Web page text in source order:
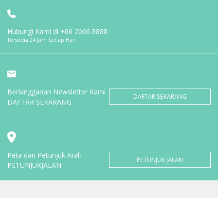
Hubungi Kami di +66 2066 8888
Tersedia 24 Jam Setiap Hari
Berlangganan Newsletter Kami
DAFTAR SEKARANG
DAFTAR SEKARANG
Peta dan Petunjuk Arah
PETUNJUKJALAN
PETUNJUK JALAN